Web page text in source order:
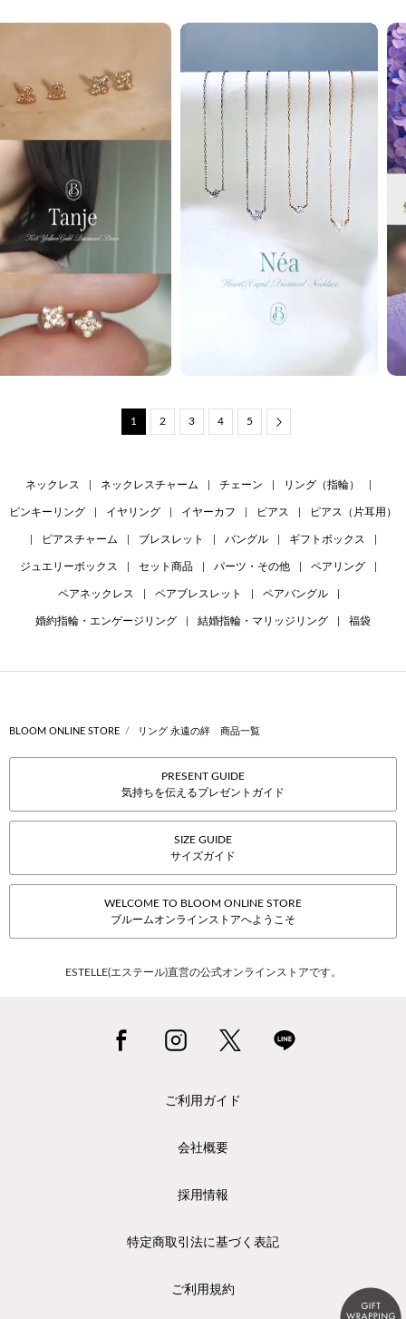
1 2 3 4 5
ネックレス ネックレスチャーム チェーン リング（指輪）
ピンキーリング イヤリング イヤーカフ ピアス ピアス（片耳用）
ピアスチャーム ブレスレット バングル ギフトボックス
ジュエリーボックス セット商品 パーツ・その他 ペアリング
ペアネックレス ペアブレスレット ペアバングル
婚約指輪・エンゲージリング 結婚指輪・マリッジリング 福袋
BLOOM ONLINE STORE リング 永遠の絆 商品一覧
PRESENT GUIDE
気持ちを伝えるプレゼントガイド
SIZE GUIDE
サイズガイド
WELCOME TO BLOOM ONLINE STORE
ブルームオンラインストアへようこそ
ESTELLE(エステール)直営の公式オンラインストアです。
ご利用ガイド
会社概要
採用情報
特定商取引法に基づく表記
ご利用規約